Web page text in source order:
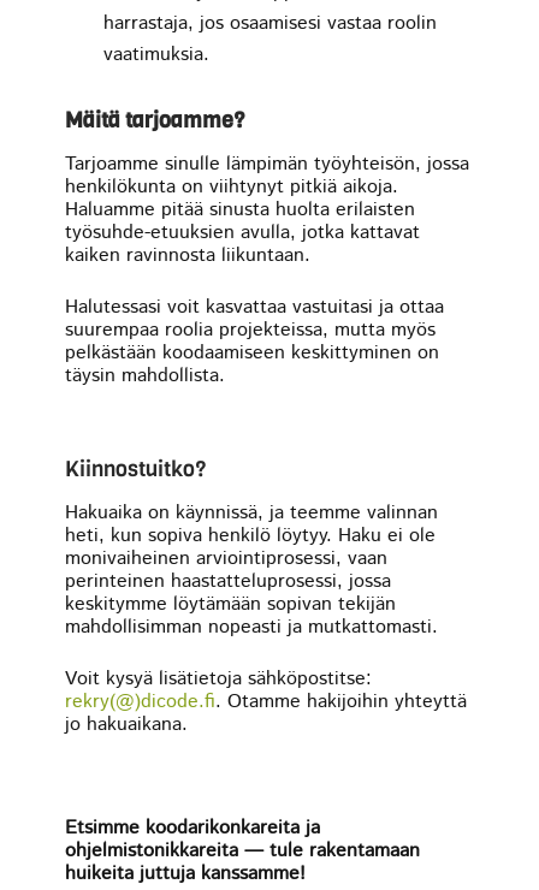
harrastaja, jos osaamisesi vastaa roolin
vaatimuksia.
Mäitä tarjoamme?
Tarjoamme sinulle lämpimän työyhteisön, jossa
henkilökunta on viihtynyt pitkiä aikoja.
Haluamme pitää sinusta huolta erilaisten
työsuhde-etuuksien avulla, jotka kattavat
kaiken ravinnosta liikuntaan.
Halutessasi voit kasvattaa vastuitasi ja ottaa
suurempaa roolia projekteissa, mutta myös
pelkästään koodaamiseen keskittyminen on
täysin mahdollista.
Kiinnostuitko?
Hakuaika on käynnissä, ja teemme valinnan
heti, kun sopiva henkilö löytyy. Haku ei ole
monivaiheinen arviointiprosessi, vaan
perinteinen haastatteluprosessi, jossa
keskitymme löytämään sopivan tekijän
mahdollisimman nopeasti ja mutkattomasti.
Voit kysyä lisätietoja sähköpostitse:
rekry(@)dicode.fi. Otamme hakijoihin yhteyttä
jo hakuaikana.
Etsimme koodarikonkareita ja
ohjelmistonikkareita — tule rakentamaan
huikeita juttuja kanssamme!